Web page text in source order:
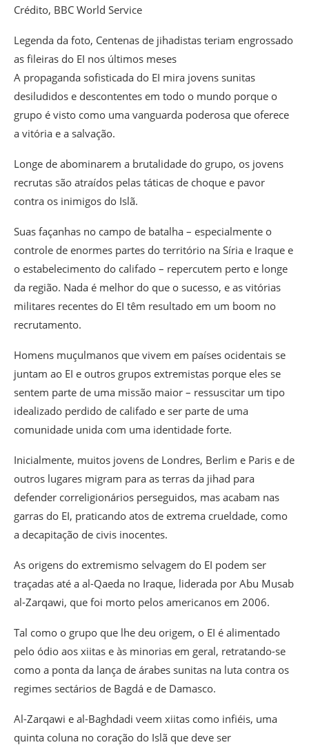
Crédito, BBC World Service
Legenda da foto, Centenas de jihadistas teriam engrossado
as fileiras do EI nos últimos meses
A propaganda sofisticada do EI mira jovens sunitas
desiludidos e descontentes em todo o mundo porque o
grupo é visto como uma vanguarda poderosa que oferece
a vitória e a salvação.
Longe de abominarem a brutalidade do grupo, os jovens
recrutas são atraídos pelas táticas de choque e pavor
contra os inimigos do Islã.
Suas façanhas no campo de batalha – especialmente o
controle de enormes partes do território na Síria e Iraque e
o estabelecimento do califado – repercutem perto e longe
da região. Nada é melhor do que o sucesso, e as vitórias
militares recentes do EI têm resultado em um boom no
recrutamento.
Homens muçulmanos que vivem em países ocidentais se
juntam ao EI e outros grupos extremistas porque eles se
sentem parte de uma missão maior – ressuscitar um tipo
idealizado perdido de califado e ser parte de uma
comunidade unida com uma identidade forte.
Inicialmente, muitos jovens de Londres, Berlim e Paris e de
outros lugares migram para as terras da jihad para
defender correligionários perseguidos, mas acabam nas
garras do EI, praticando atos de extrema crueldade, como
a decapitação de civis inocentes.
As origens do extremismo selvagem do EI podem ser
traçadas até a al-Qaeda no Iraque, liderada por Abu Musab
al-Zarqawi, que foi morto pelos americanos em 2006.
Tal como o grupo que lhe deu origem, o EI é alimentado
pelo ódio aos xiitas e às minorias em geral, retratando-se
como a ponta da lança de árabes sunitas na luta contra os
regimes sectários de Bagdá e de Damasco.
Al-Zarqawi e al-Baghdadi veem xiitas como infiéis, uma
quinta coluna no coração do Islã que deve ser